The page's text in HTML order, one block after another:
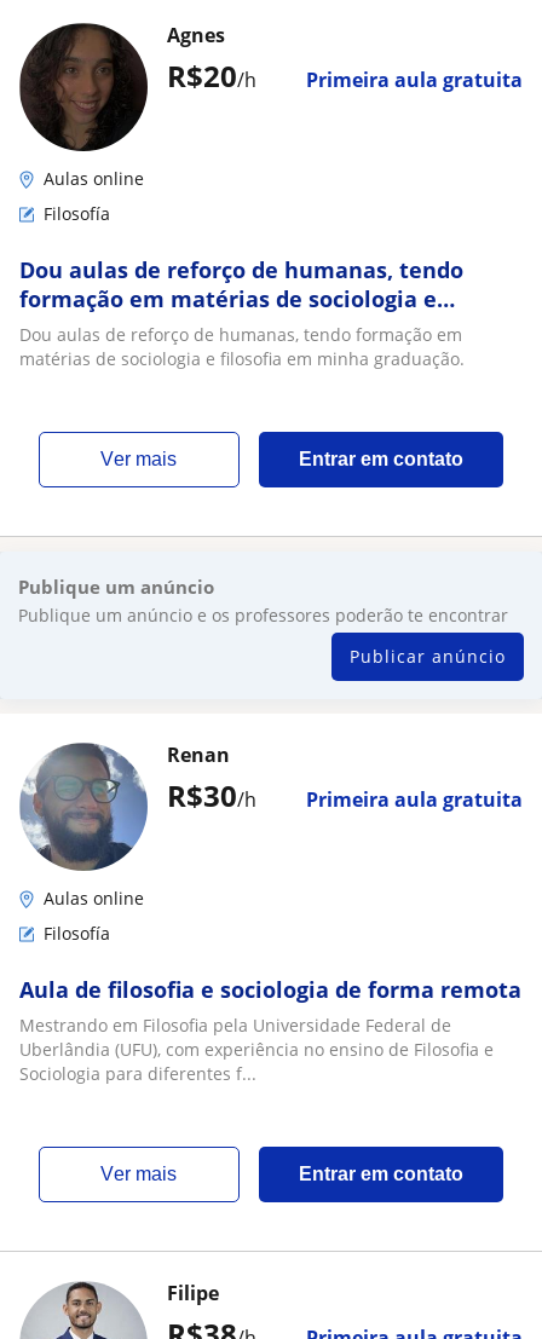
R$20/h Primeira aula gratuita
Agnes
Aulas online
Filosofía
Dou aulas de reforço de humanas, tendo
formação em matérias de sociologia e
filosofia em minha graduação
Dou aulas de reforço de humanas, tendo formação em
matérias de sociologia e filosofia em minha graduação.
ver mais Entrar em contato
Publique um anúncio
Publique um anúncio e os professores poderão te encontrar
Publicar anúncio
R$30/h Primeira aula gratuita
Renan
Aulas online
Filosofía
Aula de filosofia e sociologia de forma remota
Mestrando em Filosofia pela Universidade Federal de
Uberlândia (UFU), com experiência no ensino de Filosofia e
Sociologia para diferentes f...
ver mais Entrar em contato
Filipe